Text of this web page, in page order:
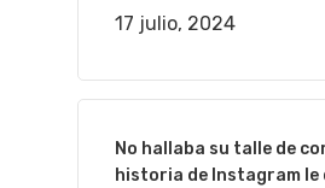
17 julio, 2024
No hallaba su talle de
historia de Instagram le